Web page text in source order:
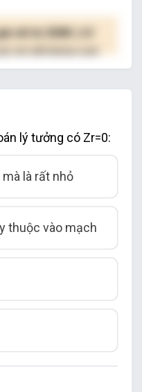
chỉ từ 250K )
lý tưởng có Zr=0:
là rất nhỏ
thuộc vào mạch